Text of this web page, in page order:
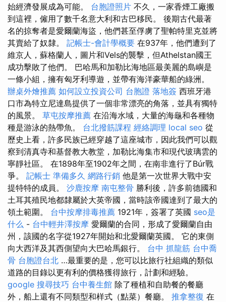
始經濟發展成為可能。 台胞證照片 不久，一家香煙工廠搬
到這裡，僱用了數千名意大利和古巴移民。 後期古代最著
名的掠奪者是愛爾蘭海盜，他們甚至俘虜了聖帕特里克並將
其賣給了奴隸。 記帳士-會計學概要 在937年，他們遭到了
維京人，蘇格蘭人，圖片和Vels的襲擊，但Athelstan國王
成功擊敗了他們。 巴哈馬和加勒比海地區最美麗的島嶼是
一條小組，擁有匈牙利導遊，並帶有海洋豪華船的綠洲。
辦桌外燴推薦 如何設立投資公司 台胞證 落地簽 西班牙港
口市為特立尼達島提供了一個非常漂亮的角落，並具有獨特
的風景。 草屯按摩推薦 在沿海水域，大量的海龜和各種物
種是游泳的熱帶魚。 台北撥筋課程 經絡調理 local seo 從
歷史上看，許多民族已經穿越了這座城市，因此我們可以觀
察到清真寺和基督教大教堂，加勒比海集市和現代玻璃雲的
寧靜社區。 在1898年至1902年之間，在南非進行了Búr戰
爭。 記帳士 準備多久 網路行銷 他是第一次世界大戰中安
提特特的成員。 沙鹿按摩 南屯整骨 勝利後，許多前德國和
土耳其殖民地都隸屬於大英帝國，當時該帝國達到了最大的
領土範圍。 台中按摩排毒推薦 1921年，簽署了英國 seo是
什么 - 台中輕井澤按摩 愛爾蘭的合同，形成了愛爾蘭自由
州，該國的名字從1927年開始和北愛爾蘭英國。 它的東側
向大西洋及其西側望向大巴哈馬銀行。 台中 抓龍筋 台中喬
骨 台胞證台北 …最重要的是，您可以比旅行社組織的類似
道路的目錄以更有利的價格獲得旅行，計劃和經驗。
google 搜尋技巧 台中養生館 除了種植和自助餐的餐廳
外，船上還有不同類型和样式（點菜）餐廳。 推拿整復 在